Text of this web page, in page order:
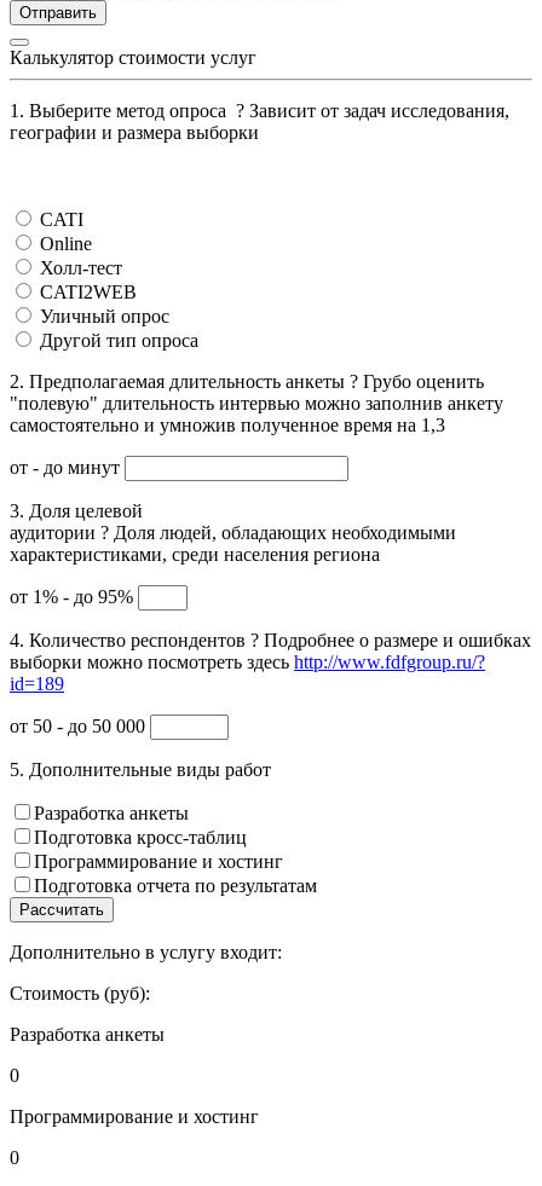
Калькулятор стоимости услуг
1. Выберите метод опроса ? Зависит от задач исследования,
географии и размера выборки
CATI
Online
Холл-тест
CATI2WEB
Уличный опрос
Другой тип опроса
2. Предполагаемая длительность анкеты ? Грубо оценить
"полевую" длительность интервью можно заполнив анкету
самостоятельно и умножив полученное время на 1,3
от - до минут
3. Доля целевой
аудитории ? Доля людей, обладающих необходимыми
характеристиками, среди населения региона
от 1% - до 95%
4. Количество респондентов ? Подробнее о размере и ошибках
выборки можно посмотреть здесь http://www.fdfgroup.ru/?
id=189
от 50 - до 50 000
5. Дополнительные виды работ
Разработка анкеты
Подготовка кросс-таблиц
Программирование и хостинг
Подготовка отчета по результатам
Рассчитать
Дополнительно в услугу входит:
Стоимость (руб):
Разработка анкеты
0
Программирование и хостинг
0